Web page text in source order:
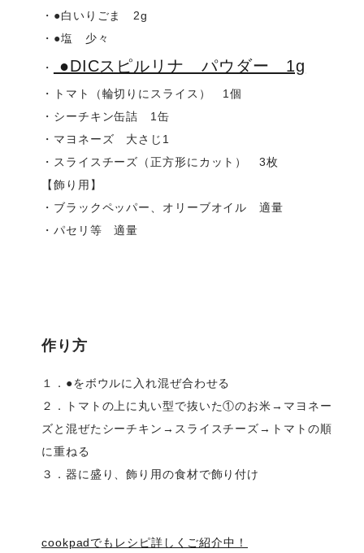
・●白いりごま 2g
・●塩 少々
・ ●DICスピルリナ パウダー 1g
・トマト（輪切りにスライス） 1個
・シーチキン缶詰 1缶
・マヨネーズ 大さじ1
・スライスチーズ（正方形にカット） 3枚
【飾り用】
・ブラックペッパー、オリーブオイル 適量
・パセリ等 適量
作り方
１．●をボウルに入れ混ぜ合わせる
２．トマトの上に丸い型で抜いた①のお米→マヨネー
ズと混ぜたシーチキン→スライスチーズ→トマトの順
に重ねる
３．器に盛り、飾り用の食材で飾り付け
cookpadでもレシピ詳しくご紹介中！